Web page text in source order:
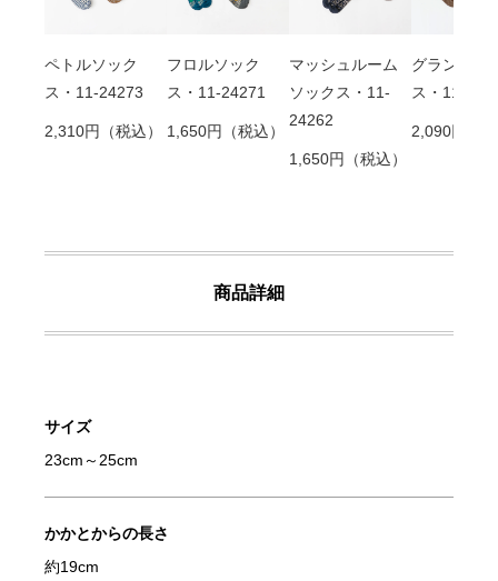
ペトルソック
ス・11-24273
2,310円（税込）
フロルソック
ス・11-24271
1,650円（税込）
マッシュルーム
ソックス・11-
24262
1,650円（税込）
グランソッ
ス・11-
2,090円（
商品詳細
サイズ
23cm～25cm
かかとからの長さ
約19cm